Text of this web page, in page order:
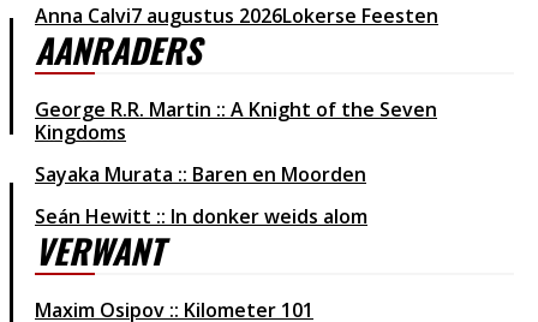
Anna Calvi7 augustus 2026Lokerse Feesten
AANRADERS
George R.R. Martin :: A Knight of the Seven
Kingdoms
Sayaka Murata :: Baren en Moorden
Seán Hewitt :: In donker weids alom
VERWANT
Maxim Osipov :: Kilometer 101